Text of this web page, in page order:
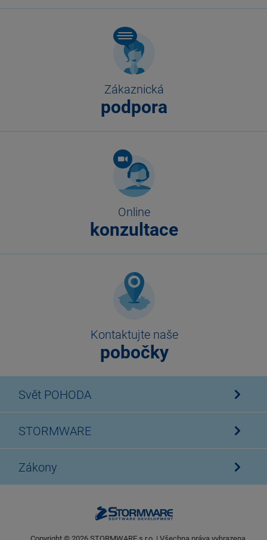
Zákaznická
podpora
Online
konzultace
Kontaktujte naše
pobočky
Svět POHODA
STORMWARE
Zákony